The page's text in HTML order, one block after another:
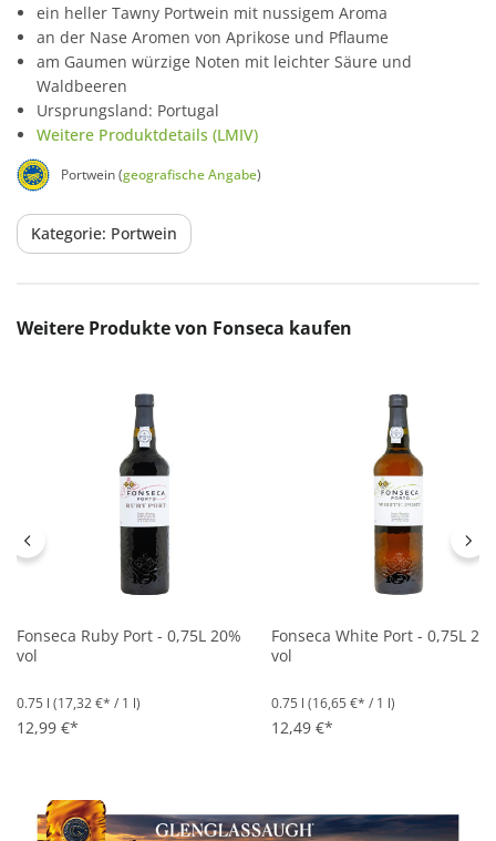
ein heller Tawny Portwein mit nussigem Aroma
an der Nase Aromen von Aprikose und Pflaume
am Gaumen würzige Noten mit leichter Säure und
Waldbeeren
Ursprungsland: Portugal
Weitere Produktdetails (LMIV)
Portwein (geografische Angabe)
Kategorie: Portwein
Produktgalerie überspringen
Weitere Produkte von Fonseca kaufen
Fonseca Ruby Port - 0,75L 20%
vol
0.75 l (17,32 €* / 1 l)
12,99 €*
Fonseca White Port - 0,75L
vol
0.75 l (16,65 €* / 1 l)
12,49 €*